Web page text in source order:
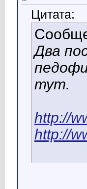
Цитата:
Два
тут.
http://
http://